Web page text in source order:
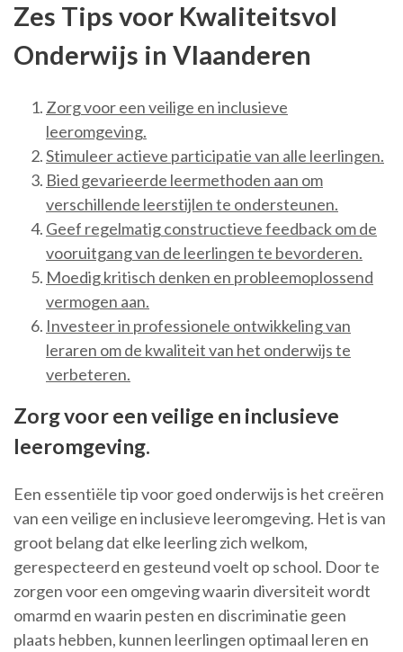
Zes Tips voor Kwaliteitsvol
Onderwijs in Vlaanderen
Zorg voor een veilige en inclusieve
leeromgeving.
Stimuleer actieve participatie van alle leerlingen.
Bied gevarieerde leermethoden aan om
verschillende leerstijlen te ondersteunen.
Geef regelmatig constructieve feedback om de
vooruitgang van de leerlingen te bevorderen.
Moedig kritisch denken en probleemoplossend
vermogen aan.
Investeer in professionele ontwikkeling van
leraren om de kwaliteit van het onderwijs te
verbeteren.
Zorg voor een veilige en inclusieve
leeromgeving.
Een essentiële tip voor goed onderwijs is het creëren
van een veilige en inclusieve leeromgeving. Het is van
groot belang dat elke leerling zich welkom,
gerespecteerd en gesteund voelt op school. Door te
zorgen voor een omgeving waarin diversiteit wordt
omarmd en waarin pesten en discriminatie geen
plaats hebben, kunnen leerlingen optimaal leren en